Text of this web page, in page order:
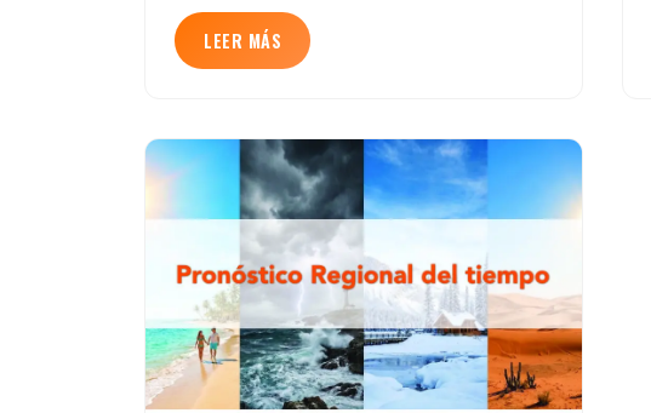
LEER MÁS